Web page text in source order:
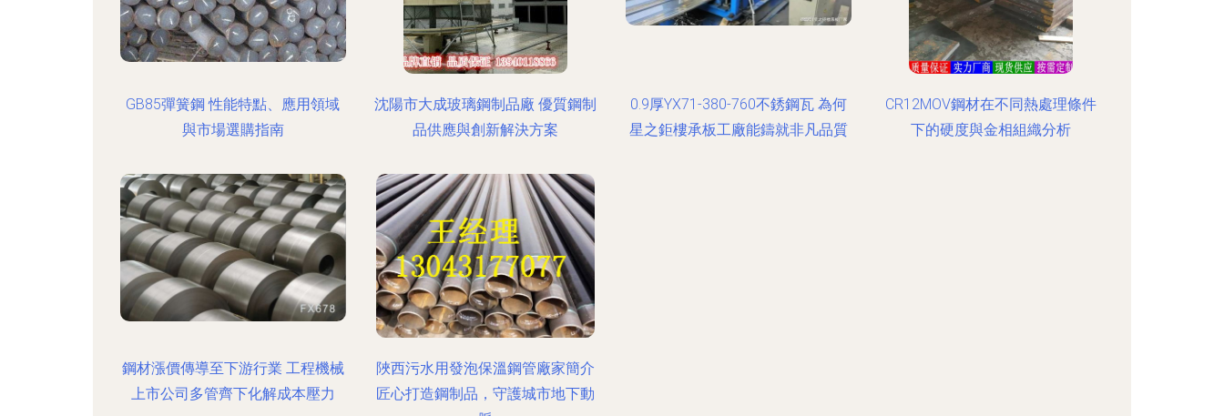
GB85彈簧鋼 性能特點、應用領域
與市場選購指南
沈陽市大成玻璃鋼制品廠 優質鋼制
品供應與創新解決方案
0.9厚YX71-380-760不銹鋼瓦 為何
星之鉅樓承板工廠能鑄就非凡品質
CR12MOV鋼材在不同熱處理條件
下的硬度與金相組織分析
鋼材漲價傳導至下游行業 工程機械
上市公司多管齊下化解成本壓力
陜西污水用發泡保溫鋼管廠家簡介
匠心打造鋼制品，守護城市地下動